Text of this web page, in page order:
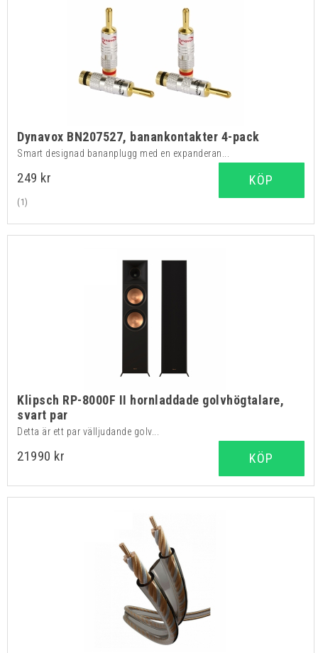
Dynavox BN207527, banankontakter 4-pack
Smart designad bananplugg med en expanderan...
249 kr
(1)
KÖP
Klipsch RP-8000F II hornladdade golvhögtalare,
svart par
Detta är ett par välljudande golv...
21990 kr KÖP